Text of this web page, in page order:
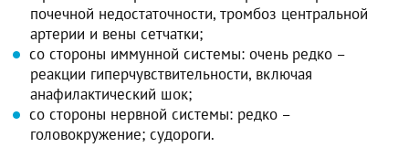
почечной недостаточности, тромбоз центральной
артерии и вены сетчатки;
со стороны иммунной системы: очень редко –
реакции гиперчувствительности, включая
анафилактический шок;
со стороны нервной системы: редко –
головокружение; судороги.